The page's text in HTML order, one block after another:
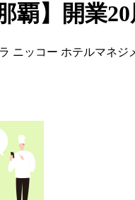
覇】開業
ニッコー ホテルマネジ